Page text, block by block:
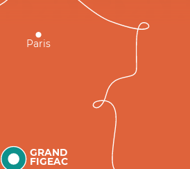
GRAND
FIGEAC
Paris